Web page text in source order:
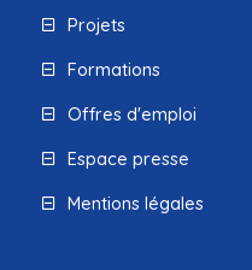
Projets
Formations
Offres d'emploi
Espace presse
Mentions légales